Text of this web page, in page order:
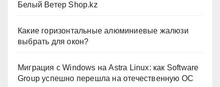
Белый Ветер Shop.kz
Какие горизонтальные алюминиевые жалюзи
выбрать для окон?
Миграция с Windows на Astra Linux: как Software
Group успешно перешла на отечественную ОС